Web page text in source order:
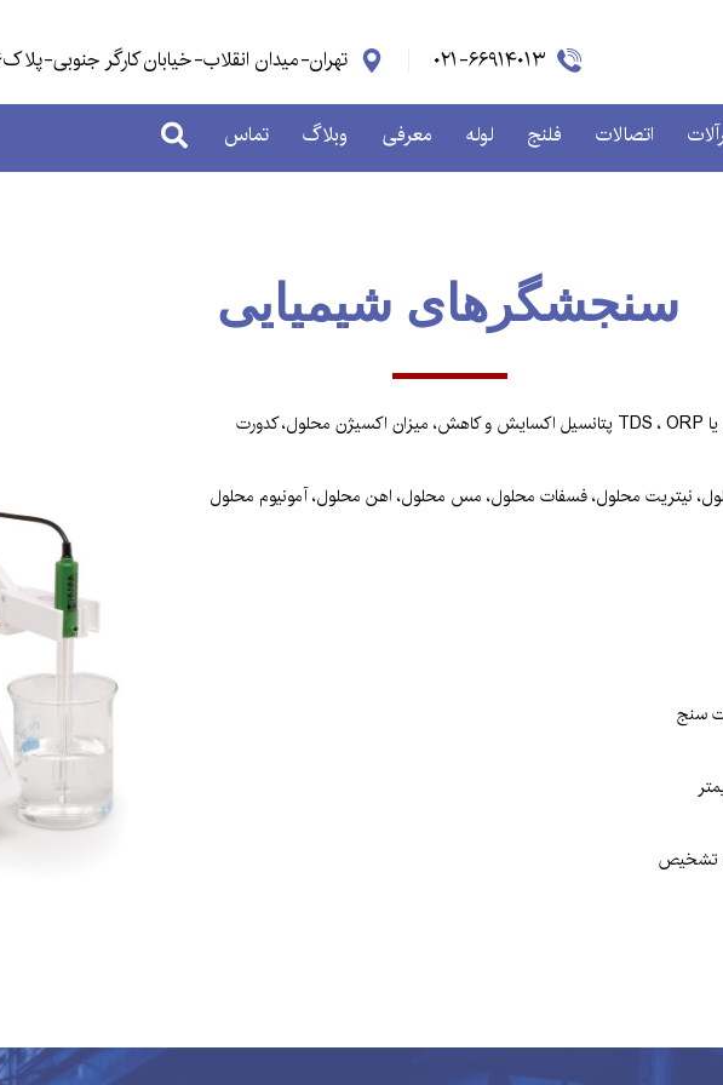
تهران-میدان انقلاب-خیابان کارگر جنوبی-پلاک۹۵۴-طبقه۳-واحد۵ ۰۲۱-۶۶۹۱۴۰۱۳
اتصالات فلنج لوله معرفی وبلاگ تماس
سنجشگرهای شیمیایی
نیتریت محلول، فسفات محلول، مس محلول، اهن محلول، آمونیوم محلول